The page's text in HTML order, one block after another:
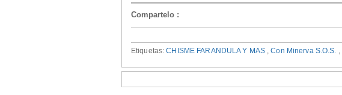
Compartelo :
Etiquetas:CHISME FARANDULA Y MAS ,Con Minerva S.O.S.